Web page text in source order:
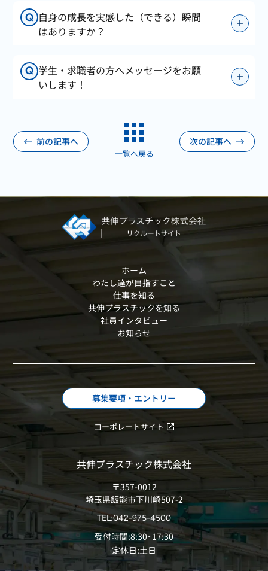
Q 自身の成長を実感した（できる）瞬間
はありますか？
Q 学生・求職者の方へメッセージをお願
いします！
前の記事へ
一覧へ戻る
次の記事へ
ホーム
わたし達が目指すこと
仕事を知る
共伸プラスチックを知る
社員インタビュー
お知らせ
共伸プラスチック株式会社
〒357-0012
埼玉県飯能市下川崎507-2
TEL:042-975-4500
受付時間:8:30~17:30
定休日:土日
募集要項・エントリー
コーポレートサイト